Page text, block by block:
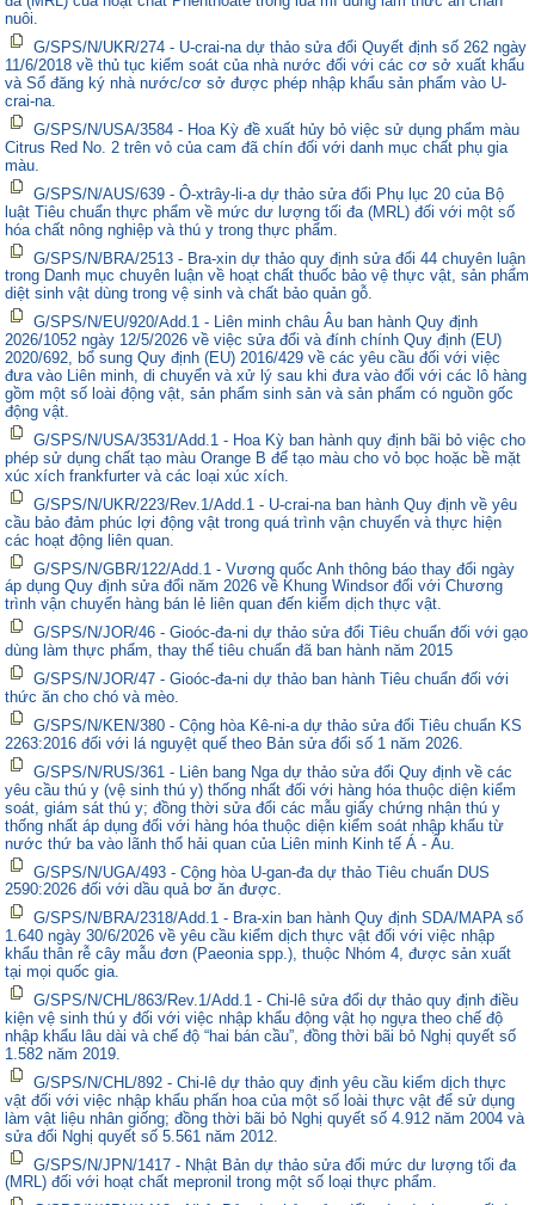
nuôi.
G/SPS/N/UKR/274 - U-crai-na dự thảo sửa đổi Quyết định số 262 ngày
11/6/2018 về thủ tục kiểm soát của nhà nước đối với các cơ sở xuất khẩu
và Sổ đăng ký nhà nước/cơ sở được phép nhập khẩu sản phẩm vào U-
crai-na.
G/SPS/N/USA/3584 - Hoa Kỳ đề xuất hủy bỏ việc sử dụng phẩm màu
Citrus Red No. 2 trên vỏ của cam đã chín đối với danh mục chất phụ gia
màu.
G/SPS/N/AUS/639 - Ô-xtrây-li-a dự thảo sửa đổi Phụ lục 20 của Bộ
luật Tiêu chuẩn thực phẩm về mức dư lượng tối đa (MRL) đối với một số
hóa chất nông nghiệp và thú y trong thực phẩm.
G/SPS/N/BRA/2513 - Bra-xin dự thảo quy định sửa đổi 44 chuyên luận
trong Danh mục chuyên luận về hoạt chất thuốc bảo vệ thực vật, sản phẩm
diệt sinh vật dùng trong vệ sinh và chất bảo quản gỗ.
G/SPS/N/EU/920/Add.1 - Liên minh châu Âu ban hành Quy định
2026/1052 ngày 12/5/2026 về việc sửa đổi và đính chính Quy định (EU)
2020/692, bổ sung Quy định (EU) 2016/429 về các yêu cầu đối với việc
đưa vào Liên minh, di chuyển và xử lý sau khi đưa vào đối với các lô hàng
gồm một số loài động vật, sản phẩm sinh sản và sản phẩm có nguồn gốc
động vật.
G/SPS/N/USA/3531/Add.1 - Hoa Kỳ ban hành quy định bãi bỏ việc cho
phép sử dụng chất tạo màu Orange B để tạo màu cho vỏ bọc hoặc bề mặt
xúc xích frankfurter và các loại xúc xích.
G/SPS/N/UKR/223/Rev.1/Add.1 - U-crai-na ban hành Quy định về yêu
cầu bảo đảm phúc lợi động vật trong quá trình vận chuyển và thực hiện
các hoạt động liên quan.
G/SPS/N/GBR/122/Add.1 - Vương quốc Anh thông báo thay đổi ngày
áp dụng Quy định sửa đổi năm 2026 về Khung Windsor đối với Chương
trình vận chuyển hàng bán lẻ liên quan đến kiểm dịch thực vật.
G/SPS/N/JOR/46 - Gioóc-đa-ni dự thảo sửa đổi Tiêu chuẩn đối với gạo
dùng làm thực phẩm, thay thế tiêu chuẩn đã ban hành năm 2015
G/SPS/N/JOR/47 - Gioóc-đa-ni dự thảo ban hành Tiêu chuẩn đối với
thức ăn cho chó và mèo.
G/SPS/N/KEN/380 - Cộng hòa Kê-ni-a dự thảo sửa đổi Tiêu chuẩn KS
2263:2016 đối với lá nguyệt quế theo Bản sửa đổi số 1 năm 2026.
G/SPS/N/RUS/361 - Liên bang Nga dự thảo sửa đổi Quy định về các
yêu cầu thú y (vệ sinh thú y) thống nhất đối với hàng hóa thuộc diện kiểm
soát, giám sát thú y; đồng thời sửa đổi các mẫu giấy chứng nhận thú y
thống nhất áp dụng đối với hàng hóa thuộc diện kiểm soát nhập khẩu từ
nước thứ ba vào lãnh thổ hải quan của Liên minh Kinh tế Á - Âu.
G/SPS/N/UGA/493 - Cộng hòa U-gan-đa dự thảo Tiêu chuẩn DUS
2590:2026 đối với dầu quả bơ ăn được.
G/SPS/N/BRA/2318/Add.1 - Bra-xin ban hành Quy định SDA/MAPA số
1.640 ngày 30/6/2026 về yêu cầu kiểm dịch thực vật đối với việc nhập
khẩu thân rễ cây mẫu đơn (Paeonia spp.), thuộc Nhóm 4, được sản xuất
tại mọi quốc gia.
G/SPS/N/CHL/863/Rev.1/Add.1 - Chi-lê sửa đổi dự thảo quy định điều
kiện vệ sinh thú y đối với việc nhập khẩu động vật họ ngựa theo chế độ
nhập khẩu lâu dài và chế độ “hai bán cầu”, đồng thời bãi bỏ Nghị quyết số
1.582 năm 2019.
G/SPS/N/CHL/892 - Chi-lê dự thảo quy định yêu cầu kiểm dịch thực
vật đối với việc nhập khẩu phấn hoa của một số loài thực vật để sử dụng
làm vật liệu nhân giống; đồng thời bãi bỏ Nghị quyết số 4.912 năm 2004 và
sửa đổi Nghị quyết số 5.561 năm 2012.
G/SPS/N/JPN/1417 - Nhật Bản dự thảo sửa đổi mức dư lượng tối đa
(MRL) đối với hoạt chất mepronil trong một số loại thực phẩm.